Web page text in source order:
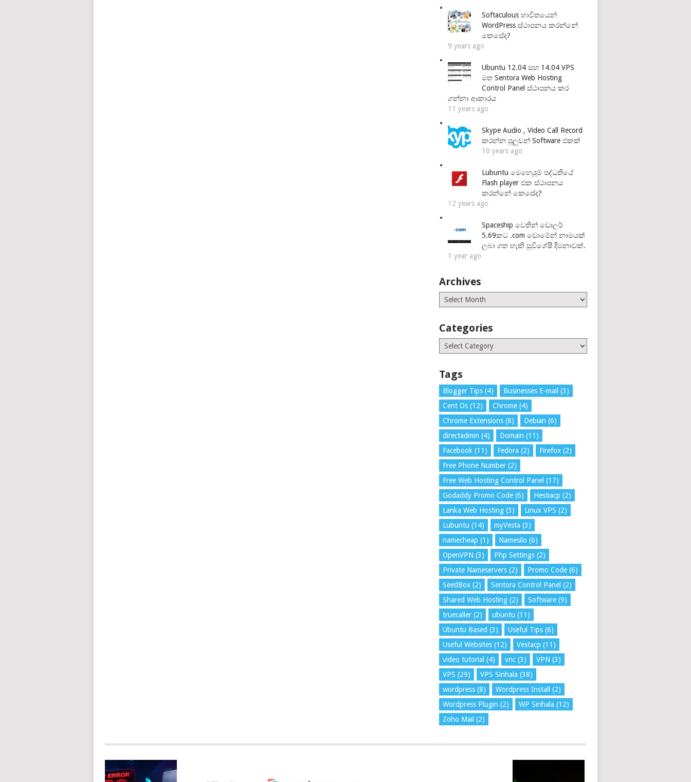
Softaculous භාවිතයෙන්
WordPress ස්ථාපනය කරන්නේ
කෙසේද?
9 years ago
Ubuntu 12.04 සහ 14.04 VPS
මත Sentora Web Hosting
Control Panel ස්ථාපනය කර
ගන්නා ආකාරය
11 years ago
Skype Audio , Video Call Record
කරන්න පුලුවන් Software එකක්
10 years ago
Lubuntu මෙහෙයුම් පද්ධතියේ
Flash player එක ස්ථාපනය
කරන්නේ කෙසේද?
12 years ago
Spaceship වෙතින් ඩොලර්
5.69කට .com ඩොමේන් නාමයක්
ලබා ගත හැකි සුවිශේෂී දීමනාවක්.
1 year ago
Archives
Archives
Categories
Categories
Tags
Blogger Tips (4) Businesses E-mail (3)
Cent Os (12) Chrome (4)
Chrome Extensions (8) Debian (6)
directadmin (4) Domain (11)
Facebook (11) Fedora (2) Firefox (2)
Free Phone Number (2)
Free Web Hosting Control Panel (17)
Godaddy Promo Code (6) Hestiacp (2)
Lanka Web Hosting (3) Linux VPS (2)
Lubuntu (14) myVesta (3)
namecheap (1) Namesilo (6)
OpenVPN (3) Php Settings (2)
Private Nameservers (2) Promo Code (6)
SeedBox (2) Sentora Control Panel (2)
Shared Web Hosting (2) Software (9)
truecaller (2) ubuntu (11)
Ubuntu Based (3) Useful Tips (6)
Useful Websites (12) Vestacp (11)
video tutorial (4) vnc (3) VPN (3)
VPS (29) VPS Sinhala (38)
wordpress (8) Wordpress Install
(2)
Wordpress Plugin (2) WP Sinhala (12)
Zoho Mail (2)